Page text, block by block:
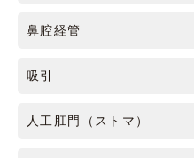
鼻腔経管
吸引
人工肛門（ストマ）